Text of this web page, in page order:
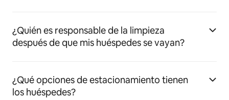
¿Quién es responsable de la limpieza
después de que mis huéspedes se vayan?
¿Qué opciones de estacionamiento tienen
los huéspedes?